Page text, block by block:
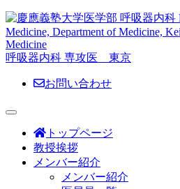
呼吸器内科 専攻医 東京
お問い合わせ
トップページ
教授挨拶
メンバー紹介
メンバー紹介